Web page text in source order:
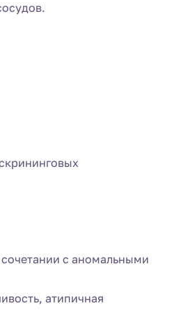
с аномальными
атипичная